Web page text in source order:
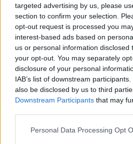
targeted advertising by us, please
section to confirm your selection.
opt-out request is processed you
interest-based ads based on
us or personal information disclosed
your opt-out. You may separately
disclosure of your personal
IAB’s list of downstream
also be disclosed by us to third
Downstream Participants that may
Personal Data Processing Opt
TRASFORMIAMO IL
GADGET DI SUCCESSO
Il panorama degli articoli
aziendali ha subito notevoli
ultimi decenni, principalmente in
delle aspett…
23 lug 2025